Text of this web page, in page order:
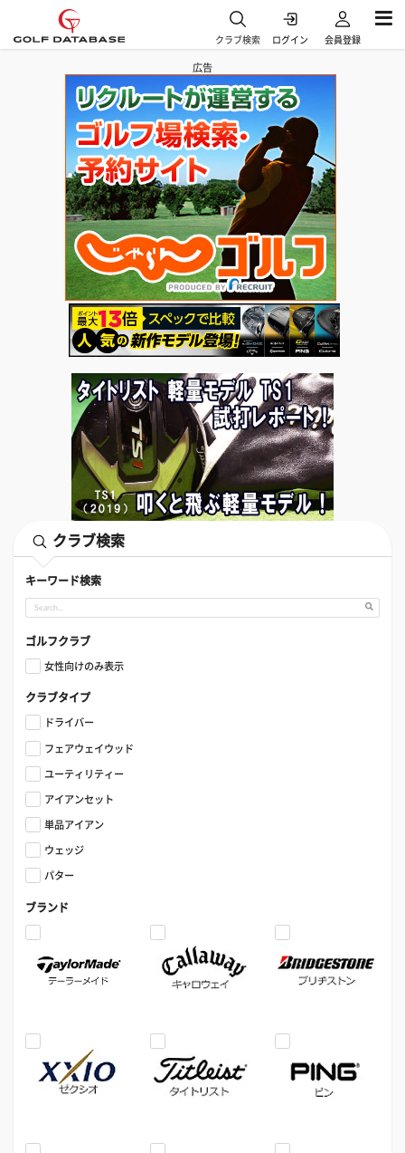
クラブ検索 ログイン 会員登録
広告
クラブ検索
キーワード検索
ゴルフクラブ
女性向けのみ表示
クラブタイプ
ドライバー
フェアウェイウッド
ユーティリティー
アイアンセット
単品アイアン
ウェッジ
パター
ブランド